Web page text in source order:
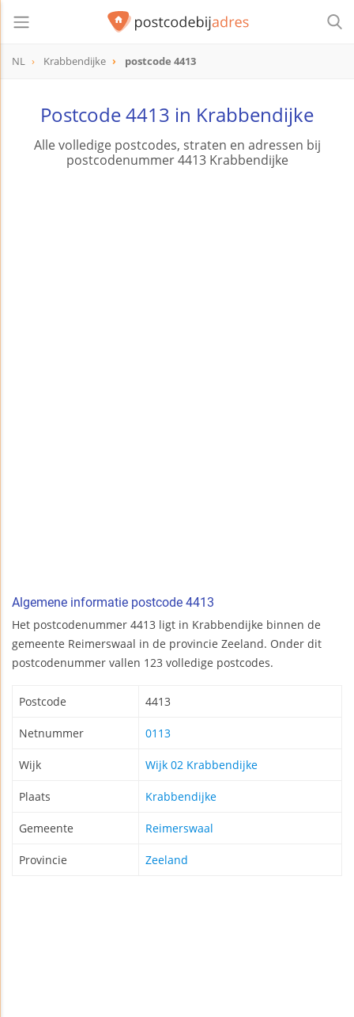
NL Krabbendijke postcode 4413
Postcode 4413 in Krabbendijke
Alle volledige postcodes, straten en adressen bij
postcodenummer 4413 Krabbendijke
Algemene informatie postcode 4413
Het postcodenummer 4413 ligt in Krabbendijke binnen de
gemeente Reimerswaal in de provincie Zeeland. Onder dit
postcodenummer vallen 123 volledige postcodes.
Postcode 4413
Netnummer 0113
Wijk Wijk 02 Krabbendijke
Plaats Krabbendijke
Gemeente Reimerswaal
Provincie Zeeland